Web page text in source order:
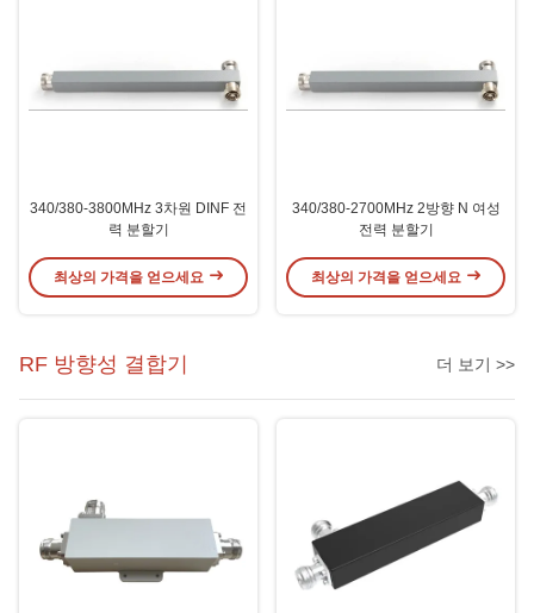
340/380-3800MHz 3차원 DINF 전
력 분할기
최상의 가격을 얻으세요
340/380-2700MHz 2방향 N 여성
전력 분할기
최상의 가격을 얻으세요
RF 방향성 결합기 더 보기 >>